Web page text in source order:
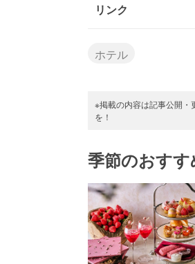
リンク
ホテル
※掲載の内容は記事公開・
を！
季節のおすす